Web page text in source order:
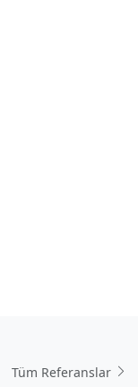
Tüm Referanslar